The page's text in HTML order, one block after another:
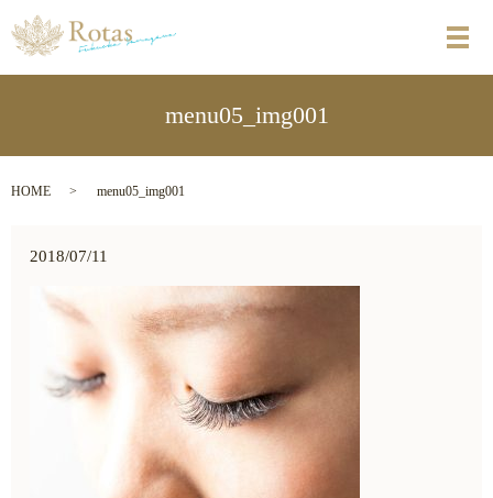
メ
menu05_img001
HOME menu05_img001
2018/07/11